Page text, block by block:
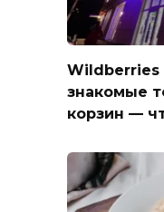
Wildberries
знакомые
корзин —